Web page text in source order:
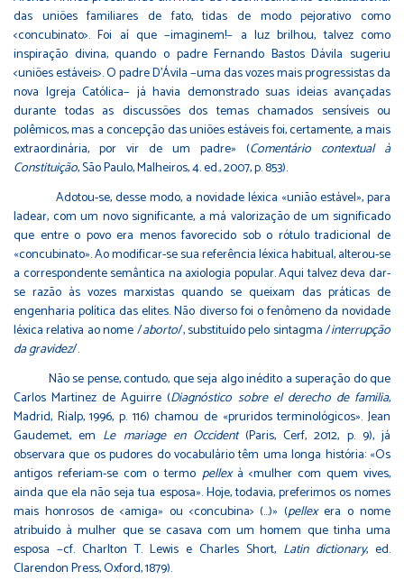
das uniões familiares de fato, tidas de modo pejorativo como
<concubinato>. Foi aí que −imaginem!− a luz brilhou, talvez como
inspiração divina, quando o padre Fernando Bastos Dávila sugeriu
<uniões estáveis>. O padre D’Ávila −uma das vozes mais progressistas da
nova Igreja Católica− já havia demonstrado suas ideias avançadas
durante todas as discussões dos temas chamados sensíveis ou
polêmicos, mas a concepção das uniões estáveis foi, certamente, a mais
extraordinária, por vir de um padre» (Comentário contextual à
Constituição, São Paulo, Malheiros, 4. ed., 2007, p. 853).
Adotou-se, desse modo, a novidade léxica «união estável», para
ladear, com um novo significante, a má valorização de um significado
que entre o povo era menos favorecido sob o rótulo tradicional de
«concubinato». Ao modificar-se sua referência léxica habitual, alterou-se
a correspondente semântica na axiologia popular. Aqui talvez deva dar-
se razão às vozes marxistas quando se queixam das práticas de
engenharia política das elites. Não diverso foi o fenômeno da novidade
léxica relativa ao nome /aborto/, substituído pelo sintagma /interrupção
da gravidez/.
Não se pense, contudo, que seja algo inédito a superação do que
Carlos Martinez de Aguirre (Diagnóstico sobre el derecho de familia,
Madrid, Rialp, 1996, p. 116) chamou de «pruridos terminológicos». Jean
Gaudemet, em Le mariage en Occident(Paris, Cerf, 2012, p. 9), já
observara que os pudores do vocabulário têm uma longa história: «Os
antigos referiam-se com o termo pellexà <mulher com quem vives,
ainda que ela não seja tua esposa». Hoje, todavia, preferimos os nomes
mais honrosos de <amiga» ou <concubina> (…)» (pellexera o nome
atribuído à mulher que se casava com um homem que tinha uma
esposa −cf. Charlton T. Lewis e Charles Short, Latin dictionary, ed.
Clarendon Press, Oxford, 1879).